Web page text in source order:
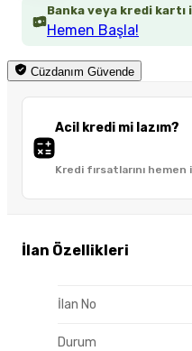
Banka veya kredi kartı
Hemen Başla!
Cüzdanım Güvende
Acil kredi mi lazım?
Kredi fırsatlarını hemen
İlan Özellikleri
İlan No
Durum